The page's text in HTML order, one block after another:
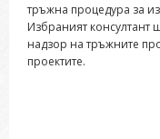
тръжна процедура за
Избраният консултант
надзор на тръжните
проектите.